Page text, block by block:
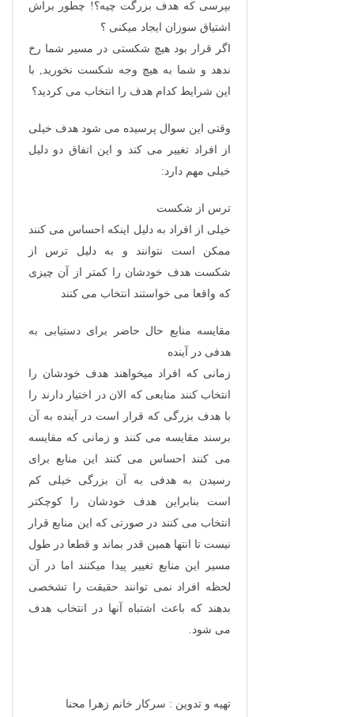
بپرسی که هدف بزرگت چیه؟! چطور براش
اشتیاق سوزان ایجاد میکنی ؟
اگر قرار بود هیچ شکستی در مسیر شما رخ
ندهد و شما به هیچ وجه شکست نخورید, با
این شرایط کدام هدف را انتخاب می کردید؟
وقتی این سوال پرسیده می شود هدف خیلی
از افراد تغییر می کند و این اتفاق دو دلیل
خیلی مهم دارد:
ترس از شکست
خیلی از افراد به دلیل اینکه احساس می کنند
ممکن است نتوانند و به دلیل ترس از
شکست هدف خودشان را کمتر از آن چیزی
که واقعا می خواستند انتخاب می کنند
مقایسه منابع حال حاضر برای دستیابی به
هدفی در آینده
زمانی که افراد میخواهند هدف خودشان را
انتخاب کنند منابعی که الان در اختیار دارند را
با هدف بزرگی که قرار است در آینده به آن
برسند مقایسه می کنند و زمانی که مقایسه
می کنند احساس می کنند این منابع برای
رسیدن به هدفی به آن بزرگی خیلی کم
است بنابراین هدف خودشان را کوچکتر
انتخاب می کنند در صورتی که این منابع قرار
نیست تا انتها همین قدر بماند و قطعا در طول
مسیر این منابع تغییر پیدا میکنند اما در آن
لحظه افراد نمی توانند حقیقت را تشخصی
بدهند که باعث اشتباه آنها در انتخاب هدف
می شود.
تهیه و تدوین : سرکار خانم زهرا محنا